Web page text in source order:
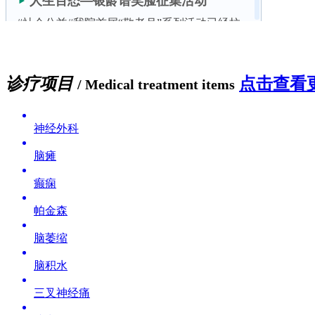
诊疗项目 / Medical treatment items 点击查看
神经外科
脑瘫
癫痫
帕金森
脑萎缩
脑积水
三叉神经痛